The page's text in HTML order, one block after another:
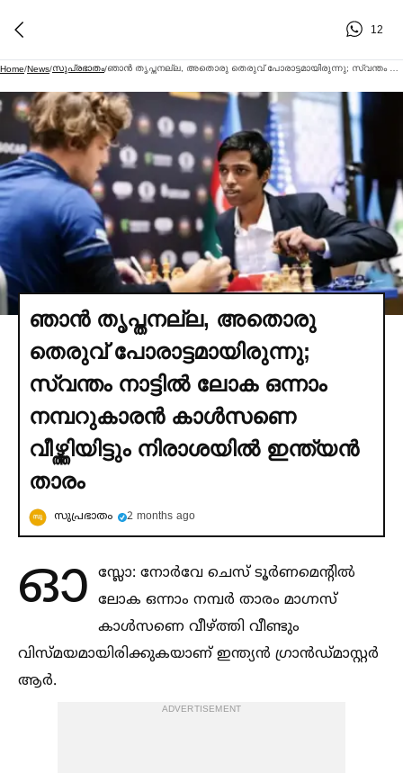
12
Home/News/സുപ്രഭാതം/
ഞാൻ തൃപ്തനല്ല, അതൊരു
തെരുവ് പോരാട്ടമായിരുന്നു;
സ്വന്തം നാട്ടില്‍ ലോക ഒന്നാം
നമ്പറുകാരൻ കാള്‍സണെ
വീഴ്ത്തിയിട്ടും നിരാശയില്‍ ഇന്ത്യൻ
താരം
സുപ്രഭാതം 2 months ago
ഓ സ്ലോ: നോർവേ ചെസ് ടൂർണമെന്റില്‍
ലോക ഒന്നാം നമ്പർ താരം മാഗ്നസ്
കാള്‍സണെ വീഴ്ത്തി വീണ്ടും
വിസ്മയമായിരിക്കുകയാണ് ഇന്ത്യൻ ഗ്രാൻഡ്മാസ്റ്റർ
ആർ.
ADVERTISEMENT